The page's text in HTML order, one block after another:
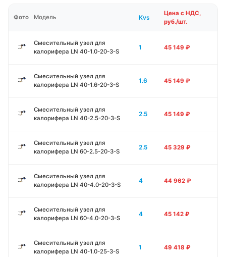
Фото Модель Kvs
Цена с НДС,
руб./шт.
Смесительный узел для
калорифера LN 40-1.0-20-3-S
1 45 149 ₽
Смесительный узел для
калорифера LN 40-1.6-20-3-S
1.6 45 149 ₽
Смесительный узел для
калорифера LN 40-2.5-20-3-S
2.5 45 149 ₽
Смесительный узел для
калорифера LN 60-2.5-20-3-S
2.5 45 329 ₽
Смесительный узел для
калорифера LN 40-4.0-20-3-S
4 44 962 ₽
Смесительный узел для
калорифера LN 60-4.0-20-3-S
4 45 142 ₽
Смесительный узел для
калорифера LN 40-1.0-25-3-S
1 49 418 ₽